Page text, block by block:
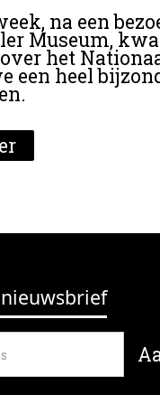
na een
Museum,
het
een heel